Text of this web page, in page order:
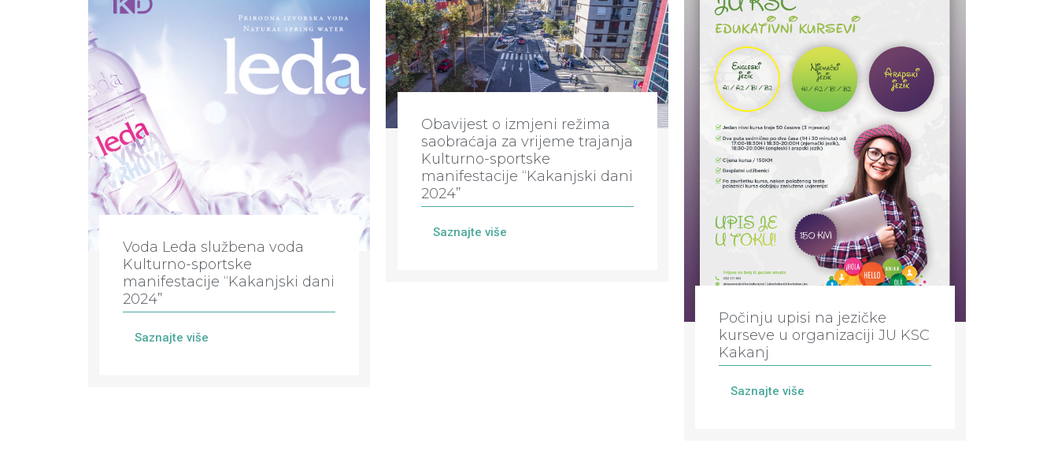
Voda Leda službena voda
Kulturno-sportske
manifestacije “Kakanjski dani
2024”
Saznajte više
Obavijest o izmjeni režima
saobraćaja za vrijeme trajanja
Kulturno-sportske
manifestacije “Kakanjski dani
2024”
Saznajte više
Počinju upisi na jezičke
kurseve u organizaciji JU KSC
Kakanj
Saznajte više